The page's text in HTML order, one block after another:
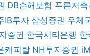
DB손해보험 푸른저축
IB투자 삼성증권 우체
증권 한국시티은행 한
캐피탈 NH투자증권